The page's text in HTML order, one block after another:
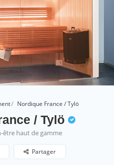
Nordique France / Tylö
/ Tylö
être haut de gamme
Partager